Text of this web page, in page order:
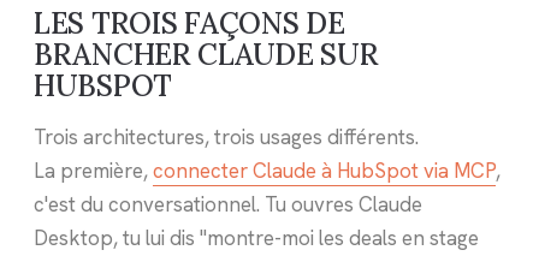
LES TROIS FAÇONS DE
BRANCHER CLAUDE SUR
HUBSPOT
Trois architectures, trois usages différents.
La première,connecter Claude à HubSpot via MCP,
c'est du conversationnel. Tu ouvres Claude
Desktop, tu lui dis "montre-moi les deals en stage